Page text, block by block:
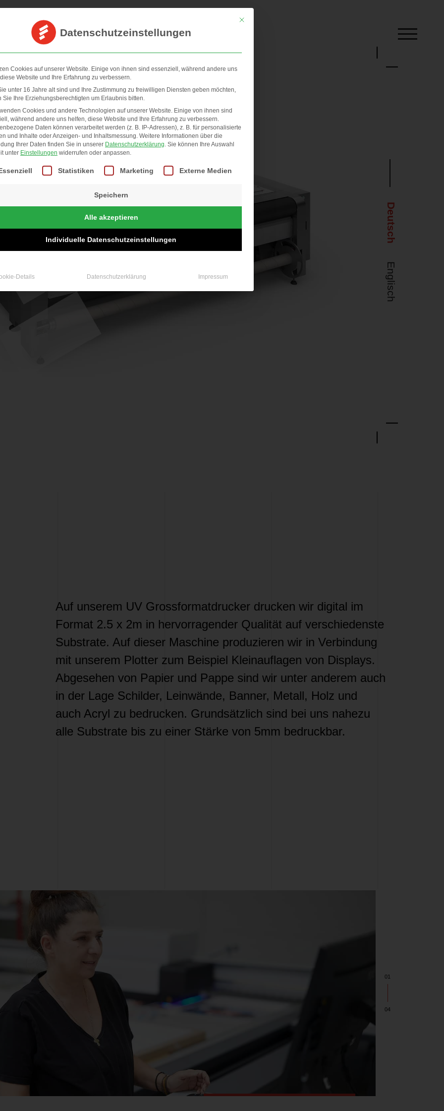
Deutsch
Englisch
Auf unserem UV Grossformatdrucker drucken wir digital im
Format 2.5 x 2m in hervorragender Qualität auf verschiedenste
Substrate. Auf dieser Maschine produzieren wir in Verbindung
mit unserem Plotter zum Beispiel Kleinauflagen von Displays.
Abgesehen von Papier und Pappe sind wir unter anderem auch
in der Lage Schilder, Leinwände, Banner, Metall, Holz und
auch Acryl zu bedrucken. Grundsätzlich sind bei uns nahezu
alle Substrate bis zu einer Stärke von 5mm bedruckbar.
01
04
Mit diesem Button wird der Dialog geschlossen. Seine Funktionalität ist
Datenschutzeinstellungen
Cookies auf unserer Website. Einige von ihnen sind essenziell, während andere uns
Website und Ihre Erfahrung zu verbessern.
unter 16 Jahre alt sind und Ihre Zustimmung zu freiwilligen Diensten geben möchten,
Sie Ihre Erziehungsberechtigten um Erlaubnis bitten.
Cookies und andere Technologien auf unserer Website. Einige von ihnen sind
während andere uns helfen, diese Website und Ihre Erfahrung zu verbessern.
Daten können verarbeitet werden (z. B. IP-Adressen), z. B. für personalisierte
und Inhalte oder Anzeigen- und Inhaltsmessung. Weitere Informationen über die
Ihrer Daten finden Sie in unserer Datenschutzerklärung. Sie können Ihre Auswahl
unter Einstellungen widerrufen oder anpassen.
eine Liste der Service-Gruppen, für die eine Einwilligung erteilt werden kann. Die erste Service-Gruppe ist essenziell und kann nicht
Statistiken Marketing Externe Medien
Speichern
Alle akzeptieren
Individuelle Datenschutzeinstellungen
Details Datenschutzerklärung Impressum